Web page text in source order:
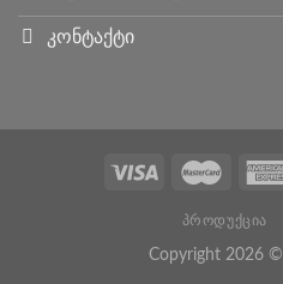
კონტაქტი
ᲞᲠᲝᲓᲣᲥᲪᲘᲐ
Copyright 2026 ©